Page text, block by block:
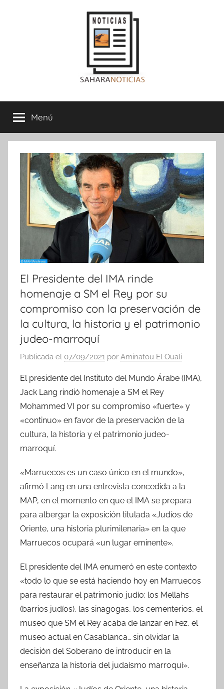
Sahara
Noticias
Menú
El Presidente del IMA rinde
homenaje a SM el Rey por su
compromiso con la preservación de
la cultura, la historia y el patrimonio
judeo-marroquí
Publicada el 07/09/2021 por Aminatou El Ouali
El presidente del Instituto del Mundo Árabe (IMA),
Jack Lang rindió homenaje a SM el Rey
Mohammed VI por su compromiso «fuerte» y
«continuo» en favor de la preservación de la
cultura, la historia y el patrimonio judeo-
marroquí.
«Marruecos es un caso único en el mundo»,
afirmó Lang en una entrevista concedida a la
MAP, en el momento en que el IMA se prepara
para albergar la exposición titulada «Judíos de
Oriente, una historia plurimilenaria» en la que
Marruecos ocupará «un lugar eminente».
El presidente del IMA enumeró en este contexto
«todo lo que se está haciendo hoy en Marruecos
para restaurar el patrimonio judío: los Mellahs
(barrios judíos), las sinagogas, los cementerios, el
museo que SM el Rey acaba de lanzar en Fez, el
museo actual en Casablanca… sin olvidar la
decisión del Soberano de introducir en la
enseñanza la historia del judaísmo marroquí».